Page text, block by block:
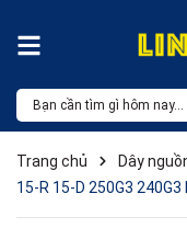
Trang chủ Dây
15-R 15-D 250G3